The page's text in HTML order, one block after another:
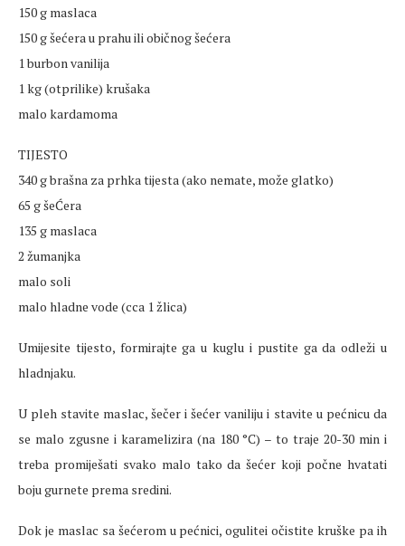
150 g maslaca
150 g šećera u prahu ili običnog šećera
1 burbon vanilija
1 kg (otprilike) krušaka
malo kardamoma
TIJESTO
340 g brašna za prhka tijesta (ako nemate, može glatko)
65 g šeĆera
135 g maslaca
2 žumanjka
malo soli
malo hladne vode (cca 1 žlica)
Umijesite tijesto, formirajte ga u kuglu i pustite ga da odleži u
hladnjaku.
U pleh stavite maslac, šečer i šećer vaniliju i stavite u pećnicu da
se malo zgusne i karamelizira (na 180 °C) – to traje 20-30 min i
treba promiješati svako malo tako da šećer koji počne hvatati
boju gurnete prema sredini.
Dok je maslac sa šećerom u pećnici, ogulitei očistite kruške pa ih